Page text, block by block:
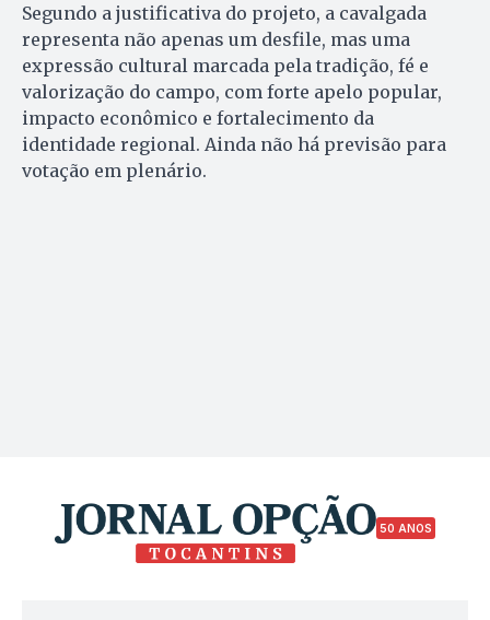
Segundo a justificativa do projeto, a cavalgada
representa não apenas um desfile, mas uma
expressão cultural marcada pela tradição, fé e
valorização do campo, com forte apelo popular,
impacto econômico e fortalecimento da
identidade regional. Ainda não há previsão para
votação em plenário.
50 ANOS